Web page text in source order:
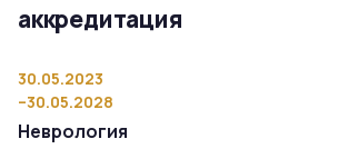
аккредитация
30.05.2023
–30.05.2028
Неврология